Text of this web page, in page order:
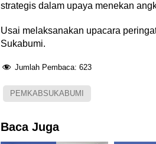
strategis dalam upaya menekan
Usai melaksanakan upacara
Sukabumi.
Jumlah Pembaca: 623
PEMKABSUKABUMI
Baca Juga